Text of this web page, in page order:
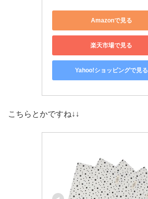
Amazonで見る
楽天市場で見る
Yahoo!ショッピングで見る
こちらとかですね↓↓